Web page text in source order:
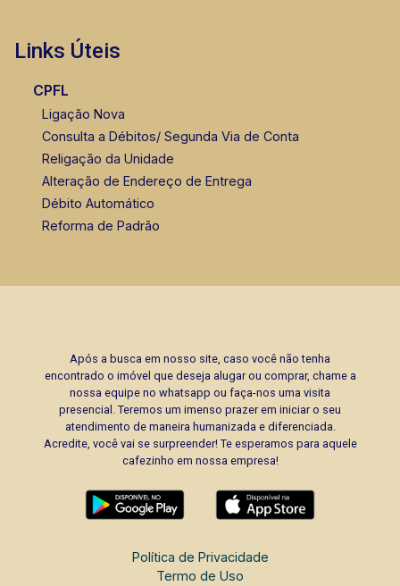
Links Úteis
CPFL
Ligação Nova
Consulta a Débitos/ Segunda Via de Conta
Religação da Unidade
Alteração de Endereço de Entrega
Débito Automático
Reforma de Padrão
Após a busca em nosso site, caso você não tenha
encontrado o imóvel que deseja alugar ou comprar, chame a
nossa equipe no whatsapp ou faça-nos uma visita
presencial. Teremos um imenso prazer em iniciar o seu
atendimento de maneira humanizada e diferenciada.
Acredite, você vai se surpreender! Te esperamos para aquele
cafezinho em nossa empresa!
Política de Privacidade
Termo de Uso